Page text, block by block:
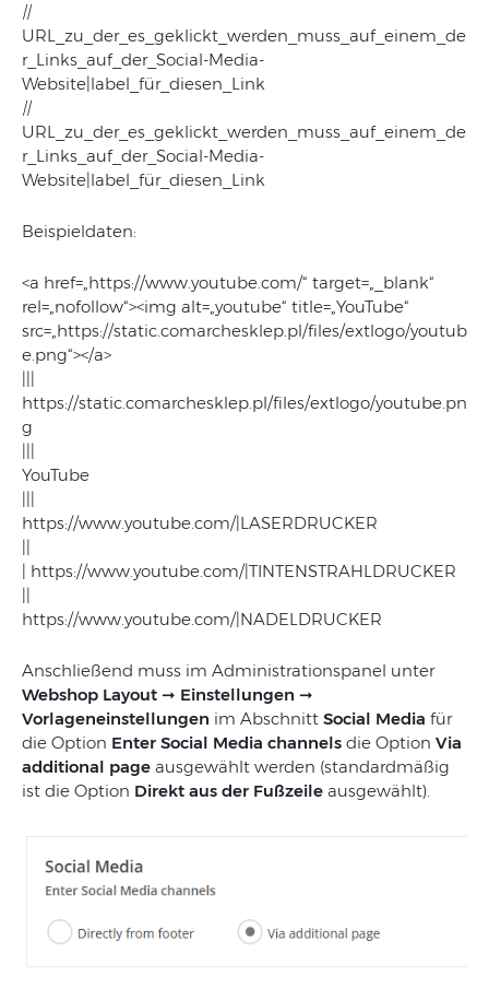
||
URL_zu_der_es_geklickt_werden_muss_auf_einem_de
r_Links_auf_der_Social-Media-
Website|label_für_diesen_Link
||
URL_zu_der_es_geklickt_werden_muss_auf_einem_de
r_Links_auf_der_Social-Media-
Website|label_für_diesen_Link
Beispieldaten:
<a href=„https://www.youtube.com/“ target=„_blank“
rel=„nofollow“><img alt=„youtube“ title=„YouTube“
src=„https://static.comarchesklep.pl/files/extlogo/youtub
e.png“></a>
https://static.comarchesklep.pl/files/extlogo/youtube.pn
g
YouTube
https://www.youtube.com/|LASERDRUCKER
| https://www.youtube.com/|TINTENSTRAHLDRUCKER
https://www.youtube.com/|NADELDRUCKER
Anschließend muss im Administrationspanel unter
Webshop Layout ➞ Einstellungen ➞
Vorlageneinstellungen im Abschnitt Social Media für
die Option Enter Social Media channels die Option Via
additional page ausgewählt werden (standardmäßig
ist die Option Direkt aus der Fußzeile ausgewählt).